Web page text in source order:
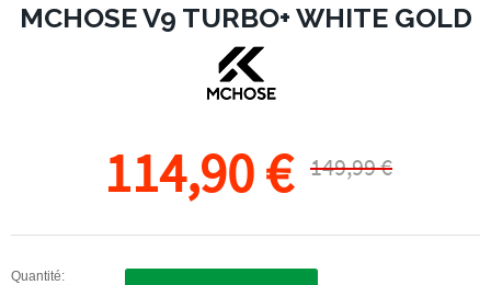
MCHOSE V9 TURBO+ WHITE GOLD
114,90 € 149,99 €
Quantité: